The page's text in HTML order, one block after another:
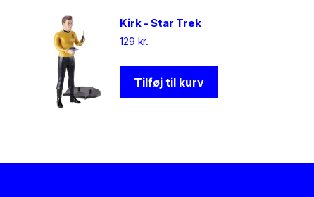
Kirk - Star Trek
129 kr.
Tilføj til kurv